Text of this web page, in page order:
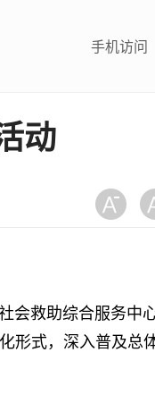
手机访问
动
救助综合服务中
形式，深入普及总